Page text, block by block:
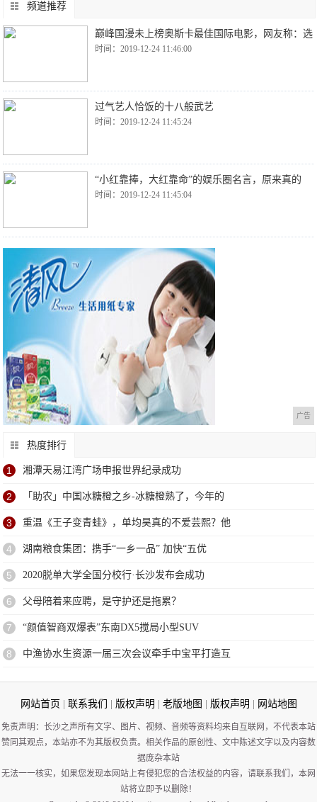
频道推荐
巅峰国漫未上榜奥斯卡最佳国际电影，网友称：选
时间：2019-12-24 11:46:00
过气艺人恰饭的十八般武艺
时间：2019-12-24 11:45:24
“小红靠捧，大红靠命”的娱乐圈名言，原来真的
时间：2019-12-24 11:45:04
广告
热度排行
1 湘潭天易江湾广场申报世界纪录成功
2 「助农」中国冰糖橙之乡-冰糖橙熟了，今年的
3 重温《王子变青蛙》，单均昊真的不爱芸熙？他
4 湖南粮食集团：携手“一乡一品” 加快“五优
5 2020脱单大学全国分校行·长沙发布会成功
6 父母陪着来应聘，是守护还是拖累？
7 “颜值智商双爆表”东南DX5搅局小型SUV
8 中渔协水生资源一届三次会议牵手中宝平打造互
网站首页 联系我们 版权声明 老版地图 版权声明 网站地图
免责声明：长沙之声所有文字、图片、视频、音频等资料均来自互联网，不代表本站
赞同其观点，本站亦不为其版权负责。相关作品的原创性、文中陈述文字以及内容数
据庞杂本站
无法一一核实，如果您发现本网站上有侵犯您的合法权益的内容，请联系我们，本网
站将立即予以删除！